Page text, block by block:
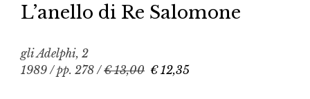
L’anello di Re Salomone
gli Adelphi, 2
1989 / pp. 278 /€ 13,00 € 12,35